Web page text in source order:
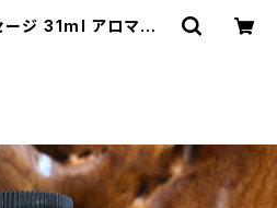
ジ 31ml アロマオイ